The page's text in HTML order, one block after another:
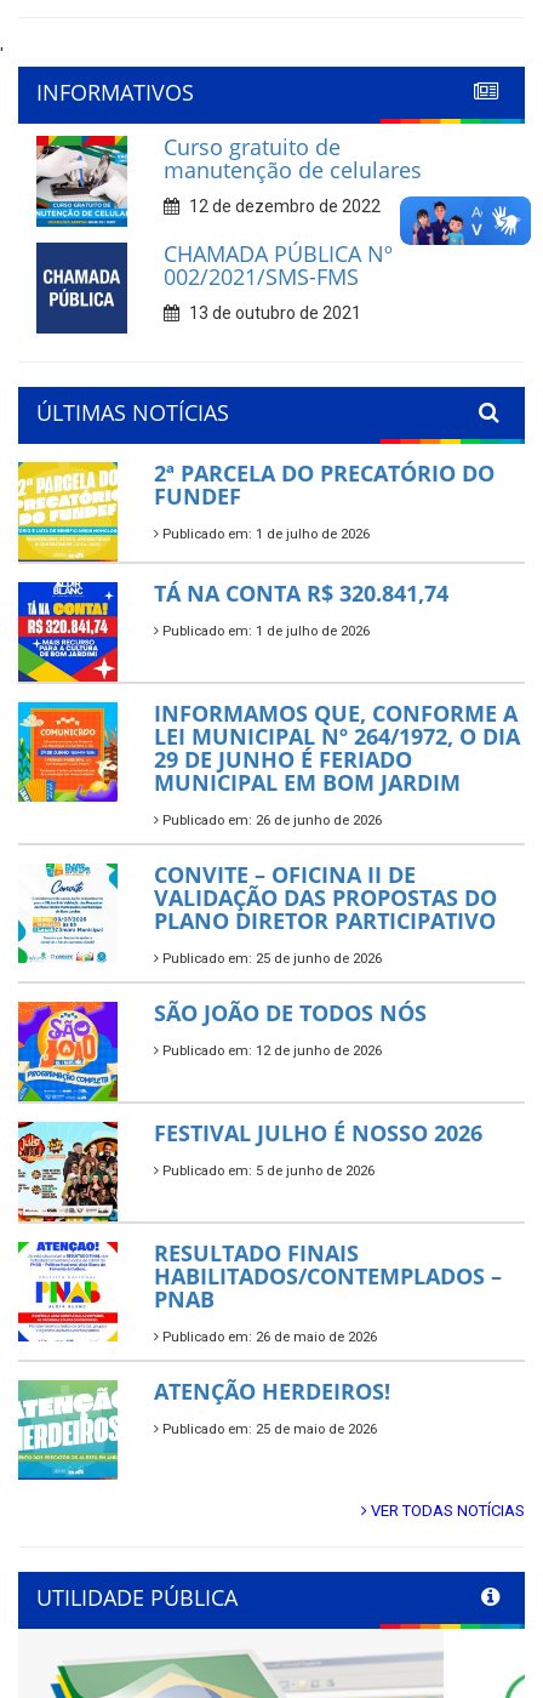
'
INFORMATIVOS
Curso gratuito de
manutenção de celulares
12 de dezembro de 2022
CHAMADA PÚBLICA Nº
002/2021/SMS-FMS
13 de outubro de 2021
ÚLTIMAS NOTÍCIAS
2ª PARCELA DO PRECATÓRIO DO
FUNDEF
Publicado em: 1 de julho de 2026
TÁ NA CONTA R$ 320.841,74
Publicado em: 1 de julho de 2026
INFORMAMOS QUE, CONFORME A
LEI MUNICIPAL Nº 264/1972, O DIA
29 DE JUNHO É FERIADO
MUNICIPAL EM BOM JARDIM
Publicado em: 26 de junho de 2026
CONVITE – OFICINA II DE
VALIDAÇÃO DAS PROPOSTAS DO
PLANO DIRETOR PARTICIPATIVO
Publicado em: 25 de junho de 2026
SÃO JOÃO DE TODOS NÓS
Publicado em: 12 de junho de 2026
FESTIVAL JULHO É NOSSO 2026
Publicado em: 5 de junho de 2026
RESULTADO FINAIS
HABILITADOS/CONTEMPLADOS –
PNAB
Publicado em: 26 de maio de 2026
ATENÇÃO HERDEIROS!
Publicado em: 25 de maio de 2026
VER TODAS NOTÍCIAS
UTILIDADE PÚBLICA